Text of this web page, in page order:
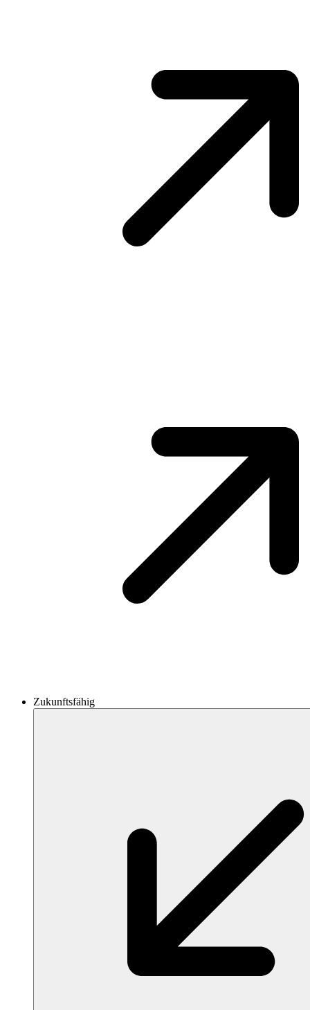
Zukunftsfähig